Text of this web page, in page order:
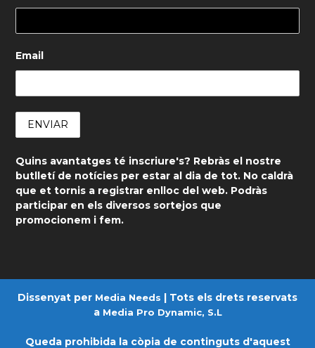
Email
Quins avantatges té inscriure's? Rebràs el nostre
butlletí de notícies per estar al dia de tot. No caldrà
que et tornis a registrar enlloc del web. Podràs
participar en els diversos sortejos que
promocionem i fem.
Dissenyat per Media Needs | Tots els drets reservats
a Media Pro Dynamic, S.L
Queda prohibida la còpia de continguts d'aquest